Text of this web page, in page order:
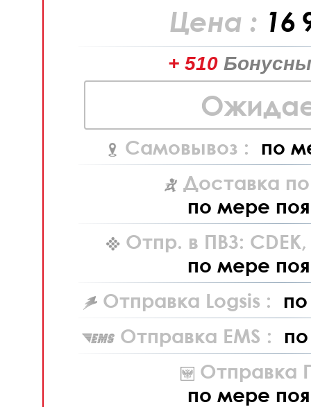
Цена : 16
+ 510
Самовывоз : по
Доставка
по мере
Отпр. в ПВЗ: CDEK,
по мере
Отправка Logsis :
Отправка EMS :
Отправка
по мере